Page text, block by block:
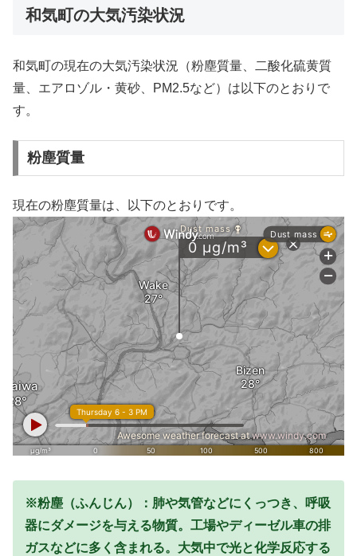
和気町の大気汚染状況
和気町の現在の大気汚染状況（粉塵質量、二酸化硫黄質
量、エアロゾル・黄砂、PM2.5など）は以下のとおりで
す。
粉塵質量
現在の粉塵質量は、以下のとおりです。
※粉塵（ふんじん）：肺や気管などにくっつき、呼吸
器にダメージを与える物質。工場やディーゼル車の排
ガスなどに多く含まれる。大気中で光と化学反応する